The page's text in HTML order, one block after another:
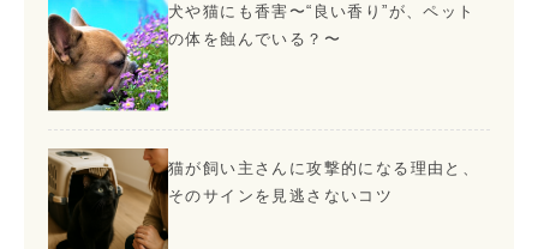
犬や猫にも香害〜“良い香り”が、ペット
の体を蝕んでいる？〜
猫が飼い主さんに攻撃的になる理由と、
そのサインを見逃さないコツ